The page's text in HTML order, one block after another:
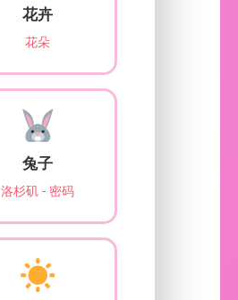
花卉
花朵
兔子
洛杉矶 - 密码